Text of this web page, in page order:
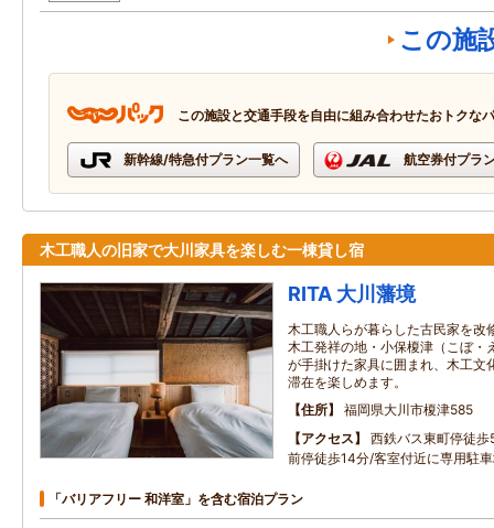
この施
この施設と交通手段を自由に組み合わせたおトクな
新幹線/特急付プラン一覧へ 航空券付プラ
木工職人の旧家で大川家具を楽しむ一棟貸し宿
RITA 大川藩境
木工職人らが暮らした古民家を改
木工発祥の地・小保榎津（こぼ・
が手掛けた家具に囲まれ、木工文
滞在を楽しめます。
住所
福岡県大川市榎津585
アクセス
西鉄バス東町停徒
前停徒歩14分/客室付近に専用駐
「バリアフリー 和洋室」を含む宿泊プラン